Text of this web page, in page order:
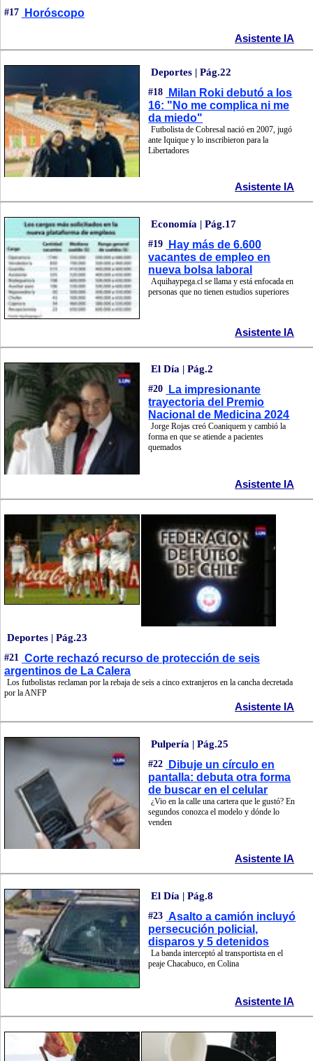
#17 Horóscopo
Asistente IA
Deportes | Pág.22
#18
Milan Roki debutó a los
16: "No me complica ni me
da miedo"
Futbolista de Cobresal nació en 2007, jugó
ante Iquique y lo inscribieron para la
Libertadores
Asistente IA
Economía | Pág.17
#19
Hay más de 6.600
vacantes de empleo en
nueva bolsa laboral
Aquihaypega.cl se llama y está enfocada en
personas que no tienen estudios superiores
Asistente IA
El Día | Pág.2
#20
La impresionante
trayectoria del Premio
Nacional de Medicina 2024
Jorge Rojas creó Coaniquem y cambió la
forma en que se atiende a pacientes
quemados
Asistente IA
Deportes | Pág.23
#21 Corte rechazó recurso de protección de seis
argentinos de La Calera
Los futbolistas reclaman por la rebaja de seis a cinco extranjeros en la cancha decretada
por la ANFP
Asistente IA
Pulpería | Pág.25
#22
Dibuje un círculo en
pantalla: debuta otra forma
de buscar en el celular
¿Vio en la calle una cartera que le gustó? En
segundos conozca el modelo y dónde lo
venden
Asistente IA
El Día | Pág.8
#23 Asalto a camión incluyó
persecución policial,
disparos y 5 detenidos
La banda interceptó al transportista en el
peaje Chacabuco, en Colina
Asistente IA